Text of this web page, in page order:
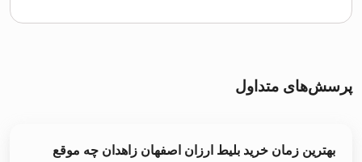
پرسش‌های متداول
بهترین زمان خرید بلیط ارزان اصفهان زاهدان چه موقع